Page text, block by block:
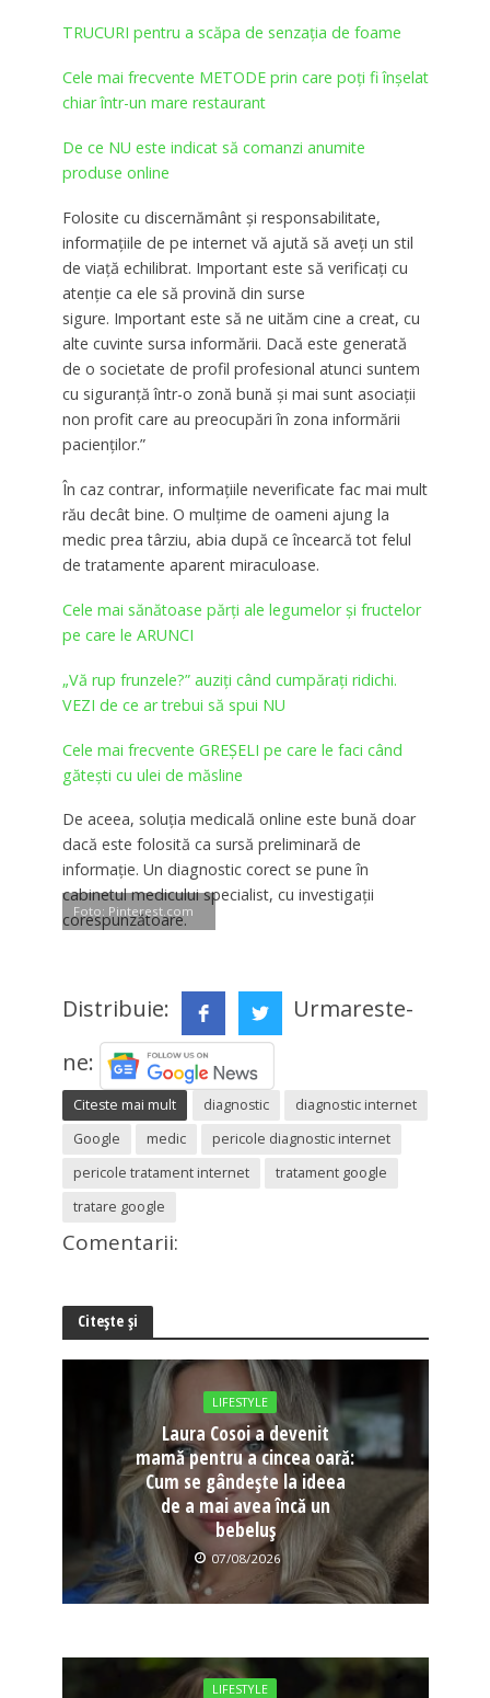
TRUCURI pentru a scăpa de senzația de foame
Cele mai frecvente METODE prin care poţi fi înşelat
chiar într-un mare restaurant
De ce NU este indicat să comanzi anumite
produse online
Folosite cu discernământ şi responsabilitate,
informaţiile de pe internet vă ajută să aveţi un stil
de viaţă echilibrat. Important este să verificaţi cu
atenţie ca ele să provină din surse
sigure. Important este să ne uităm cine a creat, cu
alte cuvinte sursa informării. Dacă este generată
de o societate de profil profesional atunci suntem
cu siguranţă într-o zonă bună şi mai sunt asociaţii
non profit care au preocupări în zona informării
pacienţilor.”
În caz contrar, informaţiile neverificate fac mai mult
rău decât bine. O mulţime de oameni ajung la
medic prea târziu, abia după ce încearcă tot felul
de tratamente aparent miraculoase.
Cele mai sănătoase părți ale legumelor și fructelor
pe care le ARUNCI
„Vă rup frunzele?” auziți când cumpărați ridichi.
VEZI de ce ar trebui să spui NU
Cele mai frecvente GREȘELI pe care le faci când
gătești cu ulei de măsline
De aceea, soluţia medicală online este bună doar
dacă este folosită ca sursă preliminară de
informaţie. Un diagnostic corect se pune în
cabinetul medicului specialist, cu investigaţii
corespunzătoare.
Foto: Pinterest.com
Distribuie:
Urmareste-
ne:
Citeste mai mult diagnostic
diagnostic internet
Google
medic
pericole diagnostic internet
pericole tratament internet
tratament google
tratare google
Comentarii:
Citește și
LIFESTYLE
Laura Cosoi a devenit
mamă pentru a cincea oară:
Cum se gândește la ideea
de a mai avea încă un
bebeluș
07/08/2026
LIFESTYLE